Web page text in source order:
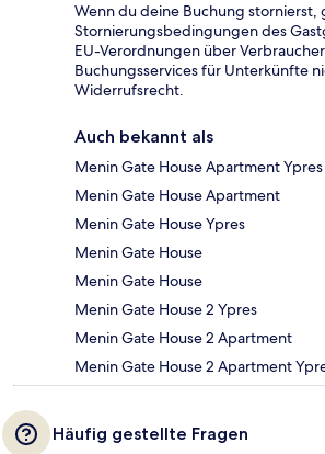
Wenn du deine Buchung stornierst,
Stornierungsbedingungen des
EU-Verordnungen über
Buchungsservices für Unterkünfte
Widerrufsrecht.
Auch bekannt als
Menin Gate House Apartment Ypres
Menin Gate House Apartment
Menin Gate House Ypres
Menin Gate House
Menin Gate House
Menin Gate House 2 Ypres
Menin Gate House 2 Apartment
Menin Gate House 2 Apartment
Häufig gestellte Fragen